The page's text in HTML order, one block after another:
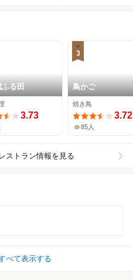
ふる田
3.73
3
鳥かご
焼き鳥
3.72
85人
ストラン情報を見る
べて表示する